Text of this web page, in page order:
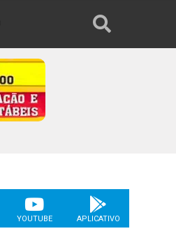
YOUTUBE APLICATIVO